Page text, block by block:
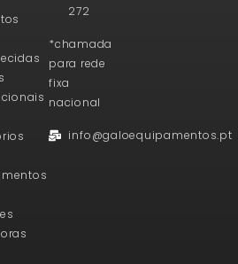
272
*chamada
para rede
fixa
nacional
info@galoequipamentos.pt